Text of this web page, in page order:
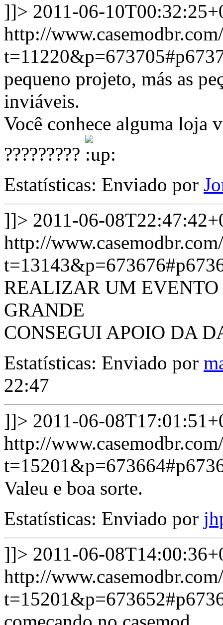
]]> 2011-06-
http://
pequeno projeto, más as
inviáveis.
Você conhece alguma loja
?????????
Estatísticas: Enviado por
]]> 2011-06-
http://
REALIZAR UM
GRANDE
CONSEGUI APOIO DA
Estatísticas: Enviado por
22:47
]]> 2011-06-
http://
Valeu e boa sorte.
Estatísticas: Enviado por
]]> 2011-06-
http://